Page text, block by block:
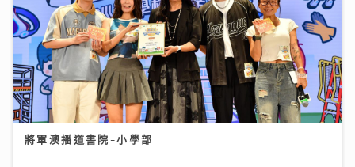
將軍澳播道書院-小學部